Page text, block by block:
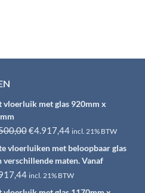
vloerluik met glas 920mm x
Oorspronkelijke
prijs
was:
€6.500,00.
€4.917,44Huidige
prijs
is:
€4.917,44.
incl. 21% BTW
vloerluiken met beloopbaar glas
verschillende maten. Vanaf
incl. 21% BTW